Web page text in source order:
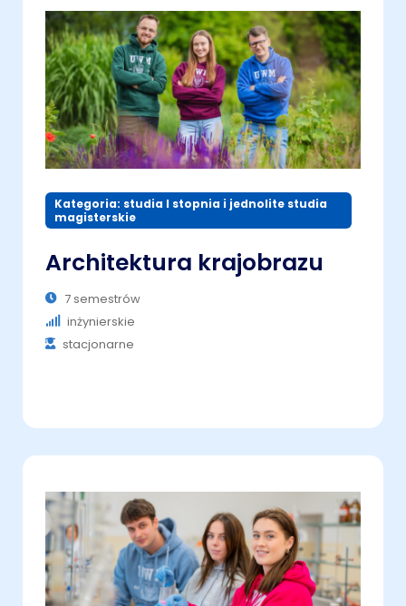
Kategoria: studia I stopnia i jednolite studia
magisterskie
Architektura krajobrazu
7 semestrów
inżynierskie
stacjonarne